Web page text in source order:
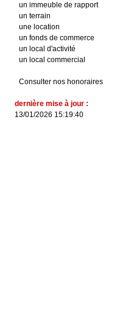
un immeuble de rapport
un terrain
une location
un fonds de commerce
un local d'activité
un local commercial
Consulter nos honoraires
dernière mise à jour :
13/01/2026 15:19:40